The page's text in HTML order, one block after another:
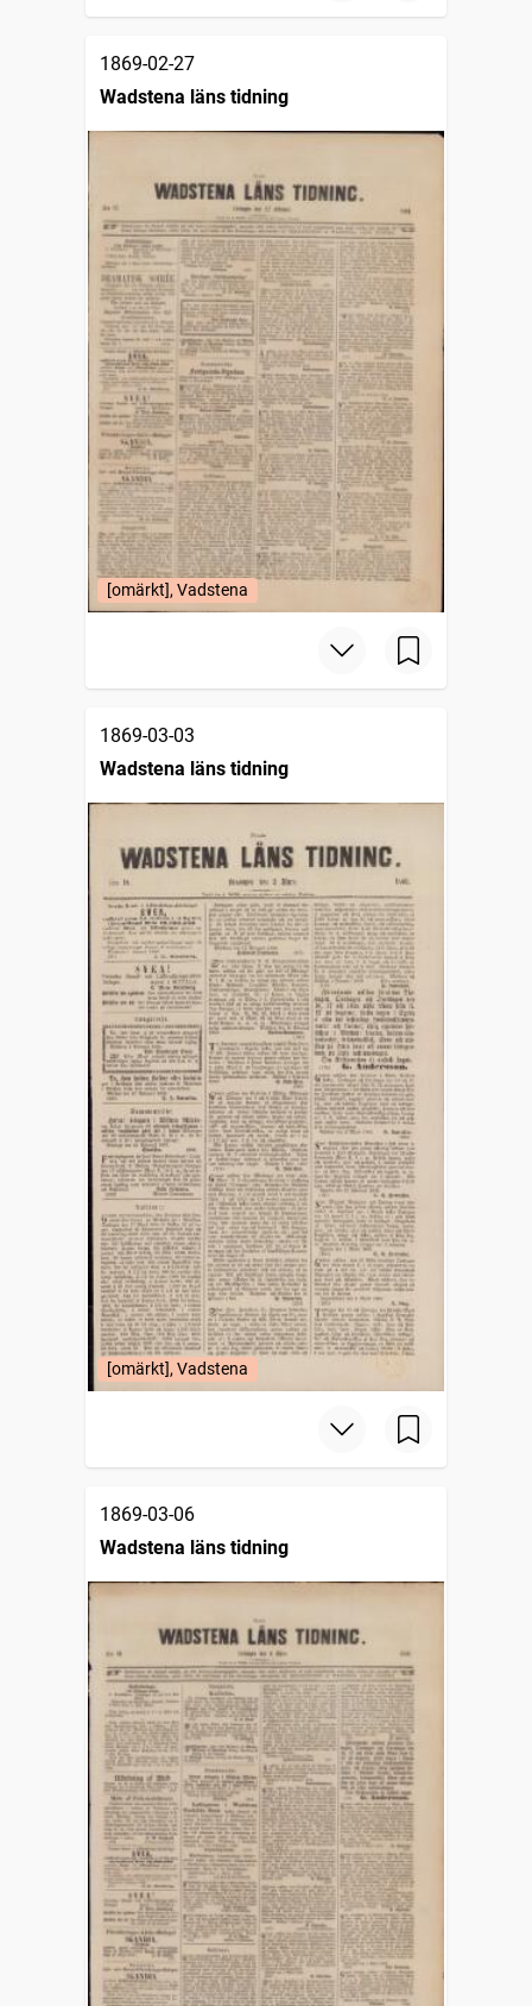
1869-02-27
Wadstena läns tidning
[omärkt], Vadstena
1869-03-03
Wadstena läns tidning
[omärkt], Vadstena
1869-03-06
Wadstena läns tidning